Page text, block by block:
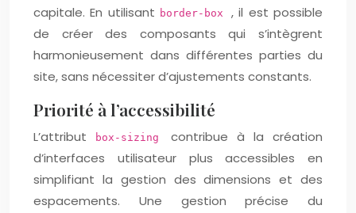
capitale. En utilisant border-box, il est possible
de créer des composants qui s’intègrent
harmonieusement dans différentes parties du
site, sans nécessiter d’ajustements constants.
Priorité à l’accessibilité
L’attribut box-sizing contribue à la création
d’interfaces utilisateur plus accessibles en
simplifiant la gestion des dimensions et des
espacements. Une gestion précise du